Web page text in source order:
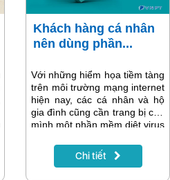
Khách hàng cá nhân
nên dùng phần...
Với những hiểm họa tiềm tàng
trên môi trường mạng internet
hiện nay, các cá nhân và hộ
gia đình cũng cần trang bị cho
mình một phần mềm diệt virus
phục vụ nhu cầu cá nhân.
Phần mềm diệt virus ESET là
Chi tiết